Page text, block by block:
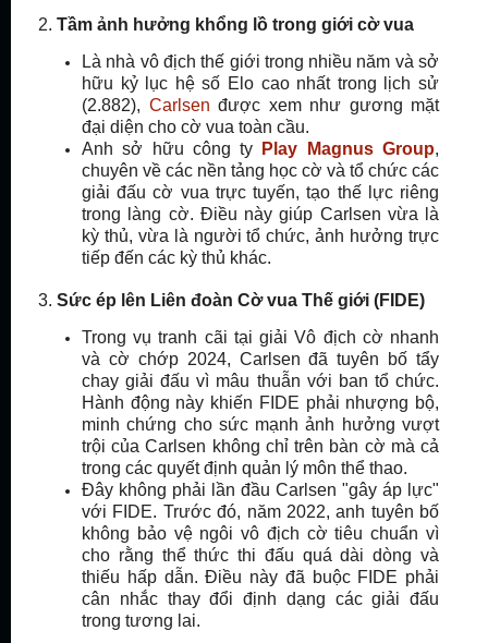
2. Tầm ảnh hưởng khổng lồ trong giới cờ vua
Là nhà vô địch thế giới trong nhiều năm và sở
hữu kỷ lục hệ số Elo cao nhất trong lịch sử
(2.882), Carlsen được xem như gương mặt
đại diện cho cờ vua toàn cầu.
Anh sở hữu công ty
Play Magnus Group,
chuyên về các nền tảng học cờ và tổ chức các
giải đấu cờ vua trực tuyến, tạo thế lực riêng
trong làng cờ. Điều này giúp Carlsen vừa là
kỳ thủ, vừa là người tổ chức, ảnh hưởng trực
tiếp đến các kỳ thủ khác.
3. Sức ép lên Liên đoàn Cờ vua Thế giới (FIDE)
Trong vụ tranh cãi tại giải Vô địch cờ nhanh
và cờ chớp 2024, Carlsen đã tuyên bố tẩy
chay giải đấu vì mâu thuẫn với ban tổ chức.
Hành động này khiến FIDE phải nhượng bộ,
minh chứng cho sức mạnh ảnh hưởng vượt
trội của Carlsen không chỉ trên bàn cờ mà cả
trong các quyết định quản lý môn thể thao.
Đây không phải lần đầu Carlsen "gây áp lực"
với FIDE. Trước đó, năm 2022, anh tuyên bố
không bảo vệ ngôi vô địch cờ tiêu chuẩn vì
cho rằng thể thức thi đấu quá dài dòng và
thiếu hấp dẫn. Điều này đã buộc FIDE phải
cân nhắc thay đổi định dạng các giải đấu
trong tương lai.